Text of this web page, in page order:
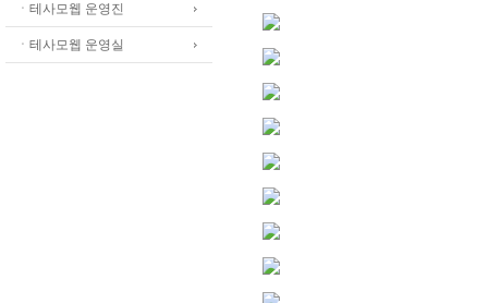
ㆍ테사모웹 운영진
ㆍ테사모웹 운영실